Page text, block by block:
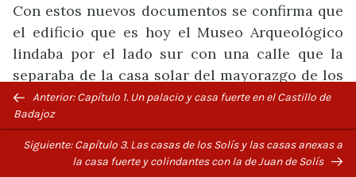
Con estos nuevos documentos se confirma que
el edificio que es hoy el Museo Arqueológico
lindaba por el lado sur con una calle que la
separaba de la casa solar del mayorazgo de los
Acevedos, que en ese momento estaba en
posesión de Diego de Acevedo y Figueroa,
suegro de Fernando de Vera y Acevedo,
hermano del primer conde de la Roca. La casa
Previous/next
navigation
Anterior: Capítulo 1. Un palacio y casa fuerte en el Castillo de
Badajoz
Siguiente: Capítulo 3. Las casas de los Solís y las casas anexas a
la casa fuerte y colindantes con la de Juan de Solís